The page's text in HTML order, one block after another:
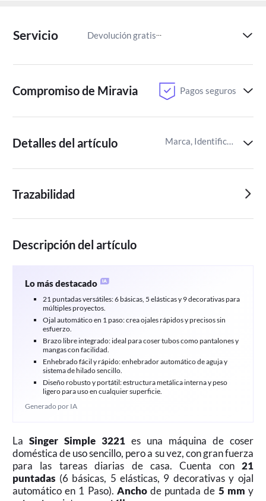
Servicio Devolución gratis Paga
Compromiso de Miravia Pagos seguros
Detalles del artículo Marca, Identificador del artículo de Miravia
Trazabilidad
Descripción del artículo
Lo más destacado
21 puntadas versátiles: 6 básicas, 5 elásticas y 9 decorativas para
múltiples proyectos.
Ojal automático en 1 paso: crea ojales rápidos y precisos sin
esfuerzo.
Brazo libre integrado: ideal para coser tubos como pantalones y
mangas con facilidad.
Enhebrado fácil y rápido: enhebrador automático de aguja y
sistema de hilado sencillo.
Diseño robusto y portátil: estructura metálica interna y peso
ligero para uso en cualquier superficie.
Generado por IA
LaSinger Simple 3221 es una máquina de coser
doméstica de uso sencillo, pero a su vez, con gran fuerza
para las tareas diarias de casa. Cuenta con21
puntadas (6 básicas, 5 elásticas, 9 decorativas y ojal
automático en 1 Paso). Anchode puntada de 5 mm y